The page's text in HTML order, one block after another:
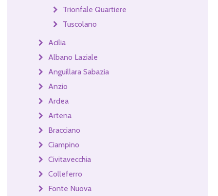
Trionfale Quartiere
Tuscolano
Acilia
Albano Laziale
Anguillara Sabazia
Anzio
Ardea
Artena
Bracciano
Ciampino
Civitavecchia
Colleferro
Fonte Nuova